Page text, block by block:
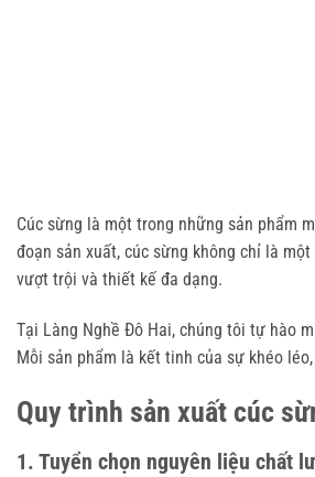
Cúc sừng là một trong những sản phẩm
đoạn sản xuất, cúc sừng không chỉ là
vượt trội và thiết kế đa dạng.
Tại Làng Nghề Đô Hai, chúng tôi tự hào
Mỗi sản phẩm là kết tinh của sự khéo
Quy trình sản xuất cúc
1. Tuyển chọn nguyên liệu chất